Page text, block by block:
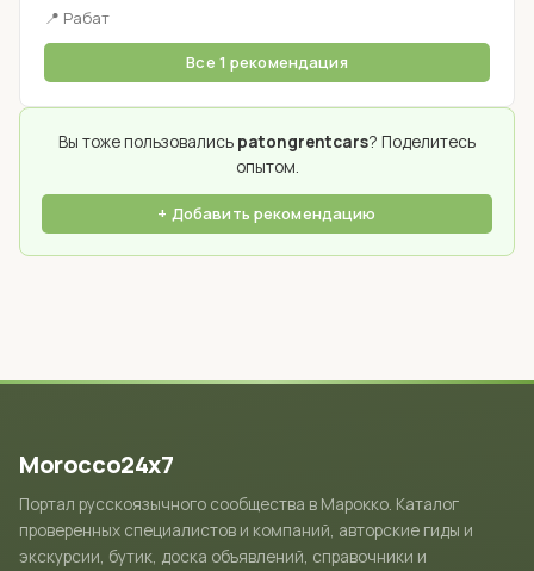
📍 Рабат
Все 1 рекомендация
Вы тоже пользовались patongrentcars? Поделитесь
опытом.
+ Добавить рекомендацию
Morocco24x7
Портал русскоязычного сообщества в Марокко. Каталог
проверенных специалистов и компаний, авторские гиды и
экскурсии, бутик, доска объявлений, справочники и